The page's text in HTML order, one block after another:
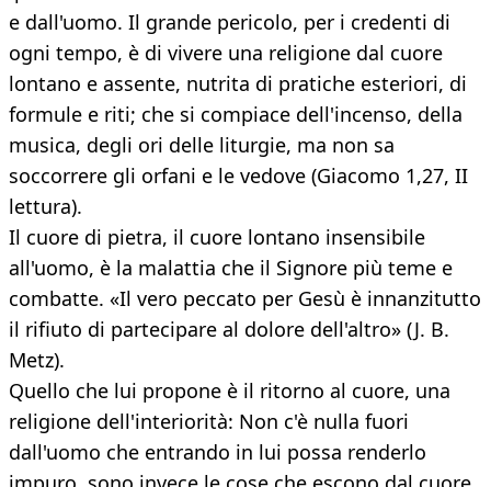
e dall'uomo. Il grande pericolo, per i credenti di
ogni tempo, è di vivere una religione dal cuore
lontano e assente, nutrita di pratiche esteriori, di
formule e riti; che si compiace dell'incenso, della
musica, degli ori delle liturgie, ma non sa
soccorrere gli orfani e le vedove (Giacomo 1,27, II
lettura).
Il cuore di pietra, il cuore lontano insensibile
all'uomo, è la malattia che il Signore più teme e
combatte. «Il vero peccato per Gesù è innanzitutto
il rifiuto di partecipare al dolore dell'altro» (J. B.
Metz).
Quello che lui propone è il ritorno al cuore, una
religione dell'interiorità: Non c'è nulla fuori
dall'uomo che entrando in lui possa renderlo